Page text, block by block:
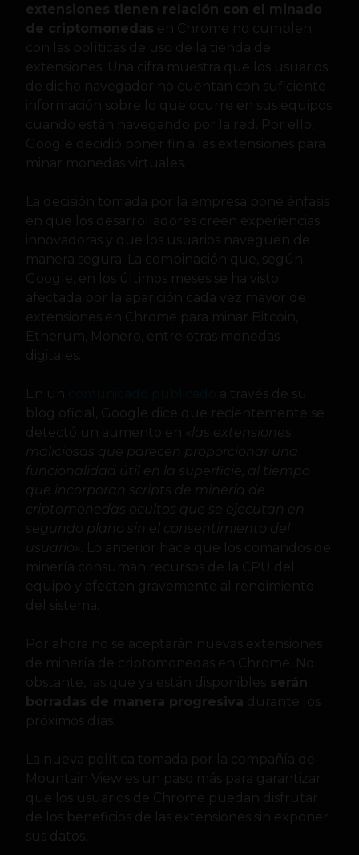
extensiones tienen relación con el minado
de criptomonedas en Chrome no cumplen
con las políticas de uso de la tienda de
extensiones. Una cifra muestra que los usuarios
de dicho navegador no cuentan con suficiente
información sobre lo que ocurre en sus equipos
cuando están navegando por la red. Por ello,
Google decidió poner fin a las extensiones para
minar monedas virtuales.
La decisión tomada por la empresa pone énfasis
en que los desarrolladores creen experiencias
innovadoras y que los usuarios naveguen de
manera segura. La combinación que, según
Google, en los últimos meses se ha visto
afectada por la aparición cada vez mayor de
extensiones en Chrome para minar Bitcoin,
Etherum, Monero, entre otras monedas
digitales.
En un
a través de su
blog oficial, Google dice que recientemente se
detectó un aumento en «
las extensiones
maliciosas que parecen proporcionar una
funcionalidad útil en la superficie, al tiempo
que incorporan scripts de minería de
criptomonedas ocultos que se ejecutan en
segundo plano sin el consentimiento del
usuario».
Lo anterior hace que los comandos de
minería consuman recursos de la CPU del
equipo y afecten gravemente al rendimiento
del sistema.
Por ahora no se aceptarán nuevas extensiones
de minería de criptomonedas en Chrome. No
obstante, las que ya están disponibles
serán
borradas de manera progresiva durante los
próximos días.
La nueva política tomada por la compañía de
Mountain View es un paso más para garantizar
que los usuarios de Chrome puedan disfrutar
de los beneficios de las extensiones sin exponer
sus datos.